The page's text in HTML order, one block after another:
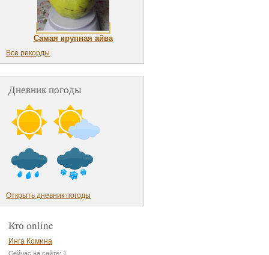
Самая крупная айва
Все рекорды
Дневник погоды
Открыть дневник погоды
Кто online
Инга Комина
Сейчас на сайте: 1